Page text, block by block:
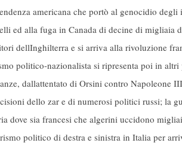
americana che portò al genocidio
ed alla fuga in Canada di decine di migliaia
dellInghilterra e si arriva alla rivoluzione
politico-nazionalista si ripresenta poi in altri
dallattentato di Orsini contro Napoleone
dello zar e di numerosi politici russi; la
dove sia francesi che algerini uccidono
politico di destra e sinistra in Italia per